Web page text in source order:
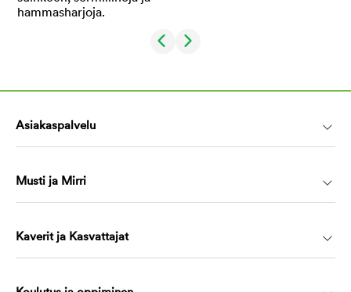
Asiakaspalvelu
Musti ja Mirri
Kaverit ja Kasvattajat